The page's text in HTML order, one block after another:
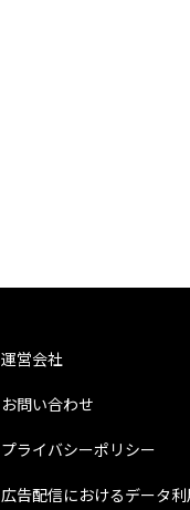
運営会社
お問い合わせ
プライバシーポリシー
広告配信におけるデータ